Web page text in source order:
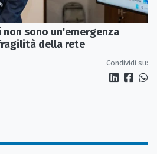
sono un'emergenza
della rete
Condividi su: